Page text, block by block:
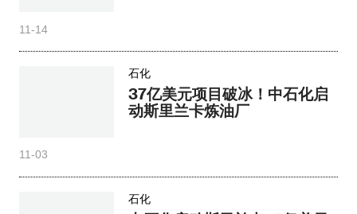
11-14
石化
37亿美元项目破冰！中石化启
动斯里兰卡炼油厂
11-03
石化